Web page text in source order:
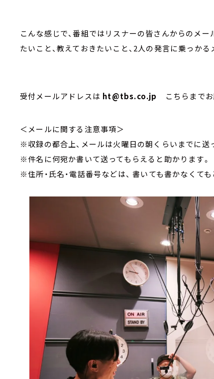
こんな感じで、番組ではリスナーの皆さんからのメ
たいこと、教えておきたいこと、2人の発言に乗っか
受付メールアドレスは ht@tbs.co.jp こちらまで
＜メールに関する注意事項＞
※収録の都合上、メールは火曜日の朝くらいまでに送
※件名に何宛か書いて送ってもらえると助かります。
※住所・氏名・電話番号などは、 書いても書かなくて